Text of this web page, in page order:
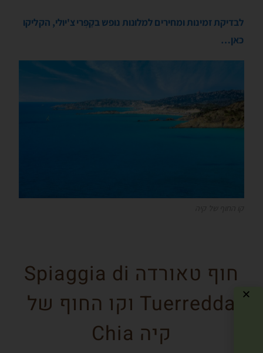
לבדיקת זמינות ומחירים למלונות נופש בקָפְּריצ'יולי, הקליקו
כאן…
חוף טאורדה Spiaggia di
Tuerredda וקו החוף של
קיה Chia